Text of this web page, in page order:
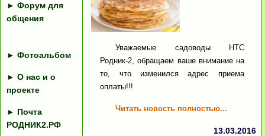
► Форум для
общения
► Фотоальбом
► О нас и о
проекте
► Почта
РОДНИК2.РФ
Уважаемые садоводы НТС
Родник-2, обращаем ваше внимание на
то, что изменился адрес приема
оплаты!!!
Читать новость полностью...
13.03.2016